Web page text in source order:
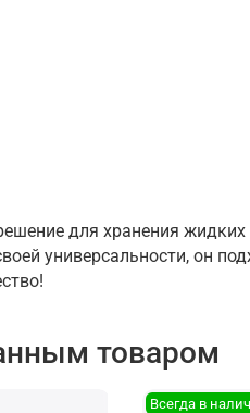
для хранения
универсальности, он
товаром
Всегда в